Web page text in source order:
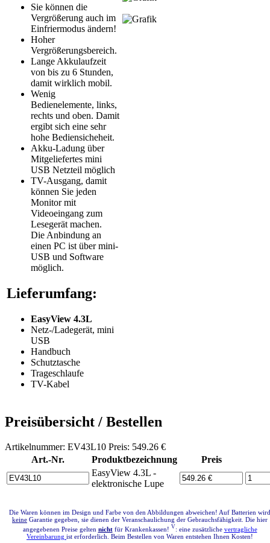
Sie können die
Vergrößerung auch im
Einfriermodus ändern!
Hoher
Vergrößerungsbereich.
Lange Akkulaufzeit
von bis zu 6 Stunden,
damit wirklich mobil.
Wenig
Bedienelemente, links,
rechts und oben. Damit
ergibt sich eine sehr
hohe Bediensicheheit.
Akku-Ladung über
Mitgeliefertes mini
USB Netzteil möglich
TV-Ausgang, damit
können Sie jeden
Monitor mit
Videoeingang zum
Lesegerät machen.
Die Anbindung an
einen PC ist über mini-
USB und Software
möglich.
Lieferumfang:
EasyView 4.3L
Netz-/Ladegerät, mini
USB
Handbuch
Schutztasche
Trageschlaufe
TV-Kabel
Preisübersicht / Bestellen
Artikelnummer: EV43L10 Preis: 549.26 €
Art.-Nr.
Produktbezeichnung
Preis
EasyView 4.3L -
elektronische Lupe
Die Waren können im Design und Farbe von den Abbildungen abweichen! Auf Batterien wird
keine Garantie gegeben, sie dienen der Veranschaulichung der Gebrauchsfähigkeit. Die hier
angegebenen Preise gelten nichtfür Krankenkassen! V: eine zusätzliche vertragliche
Vereinbarung ist erforderlich. Beim Bestellen von Waren entstehen Ihnen Kosten!